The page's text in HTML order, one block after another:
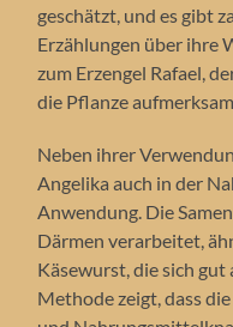
geschätzt, und es gibt
Erzählungen über ihre
zum Erzengel Rafael,
die Pflanze
Neben ihrer
Angelika auch in der
Anwendung. Die
Därmen verarbeitet,
Käsewurst, die sich
Methode zeigt, dass